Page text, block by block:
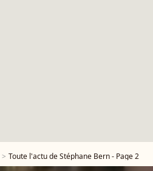
Toute l'actu de Stéphane Bern - Page 2